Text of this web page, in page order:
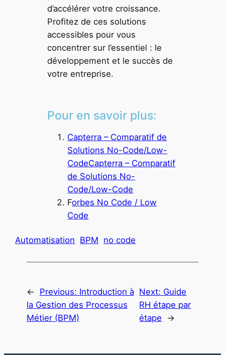
d’accélérer votre croissance.
Profitez de ces solutions
accessibles pour vous
concentrer sur l’essentiel : le
développement et le succès de
votre entreprise.
Pour en savoir plus:
Capterra – Comparatif de
Solutions No-Code/Low-
CodeCapterra – Comparatif
de Solutions No-
Code/Low-Code
Forbes No Code / Low
Code
Automatisation BPM no code
← Previous: Introduction à
la Gestion des Processus
Métier (BPM)
Next: Guide
RH étape par
étape
→